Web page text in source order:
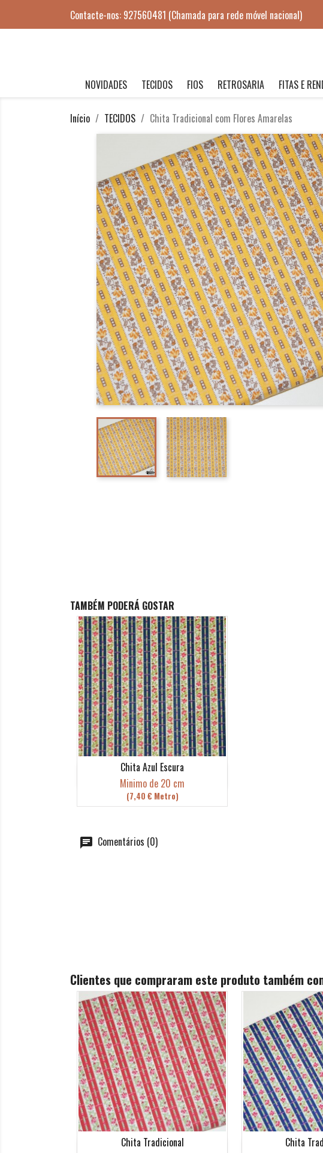
Contacte-nos: 927560481 (Chamada para rede móvel nacional)
NOVIDADES TECIDOS FIOS RETROSARIA FITAS E
Início TECIDOS Chita Tradicional com Flores Amarelas
TAMBÉM PODERÁ GOSTAR
Chita Azul Escura
Minimo de 20 cm
(7,40 € Metro)
Vista rápida
Comentários (0)
Clientes que compraram este produto também
Chita Tradicional
Chita